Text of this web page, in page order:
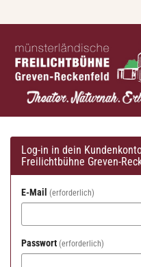
Haupt-
springen
Freilichtbühne
Greven-
Reckenfeld
e.V.Log-in in dein
Freilichtbühne Greven-
E-Mail erforderlich
Passwort erforderlich